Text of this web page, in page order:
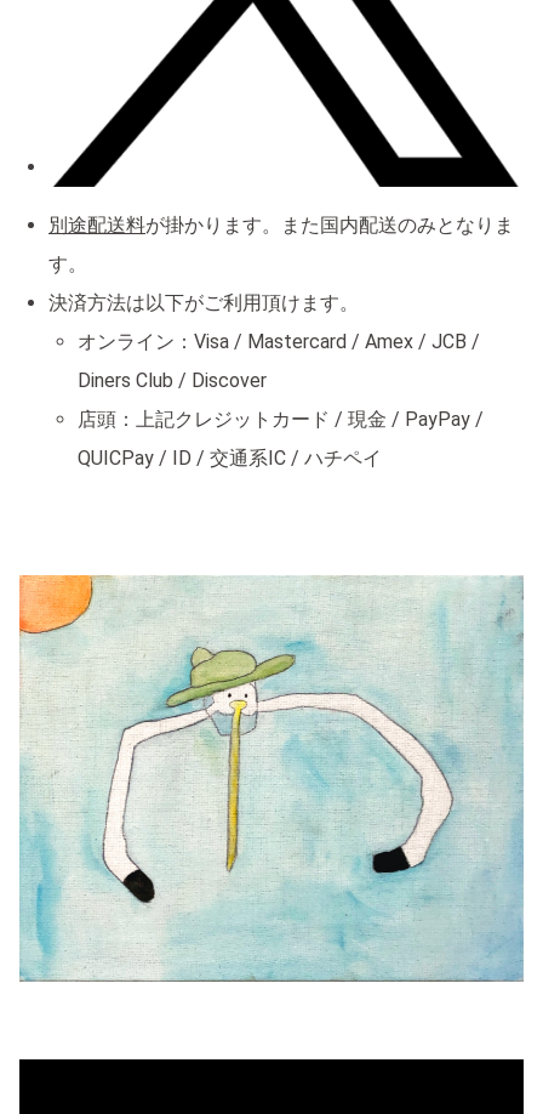
別途配送料が掛かります。また国内配送のみとなりま
す。
決済方法は以下がご利用頂けます。
オンライン：Visa / Mastercard / Amex / JCB /
Diners Club / Discover
店頭：上記クレジットカード / 現金 / PayPay /
QUICPay / ID / 交通系IC / ハチペイ